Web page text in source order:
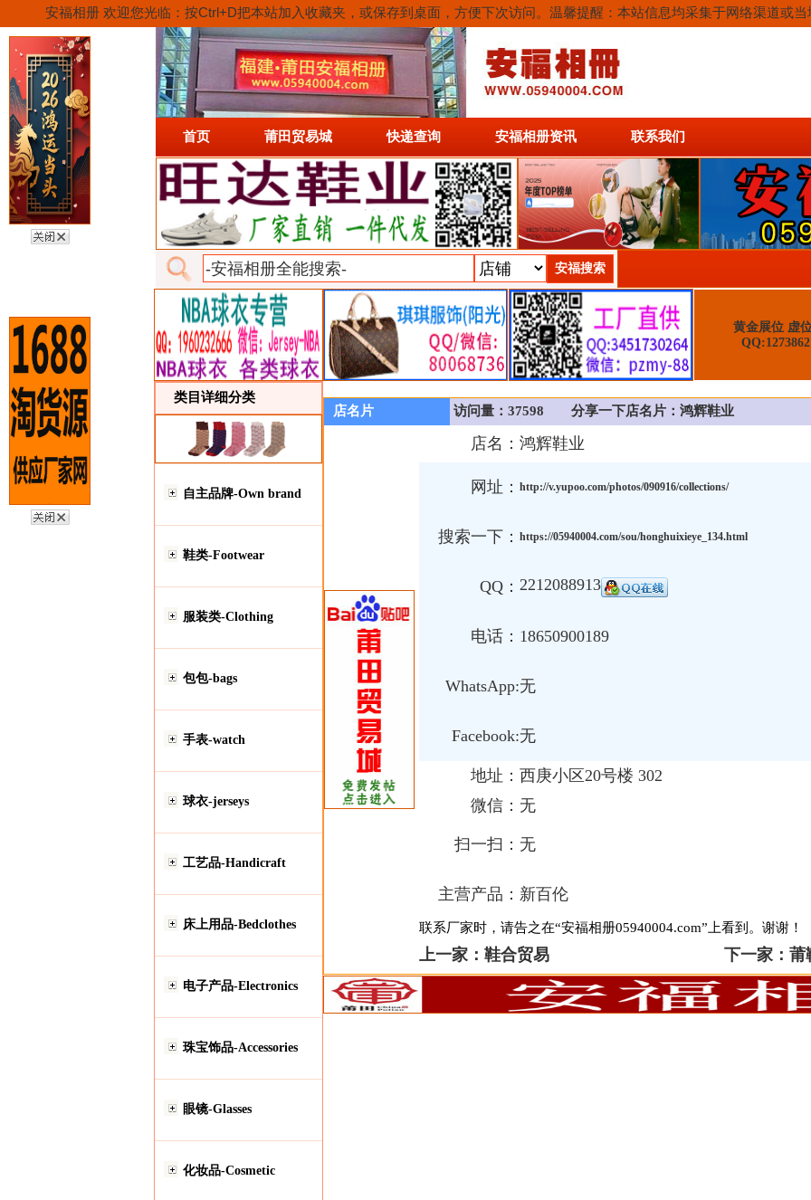
安福相册 欢迎您光临：按Ctrl+D把本站加入收藏夹，或保存到桌面，方便下次访问。温馨提醒：本站信息均采集于网络渠道或
首页 莆田贸易城 快递查询 安福相册资讯 联系我们
类目详细分类
自主品牌-Own brand
鞋类-Footwear
服装类-Clothing
包包-bags
手表-watch
球衣-jerseys
工艺品-Handicraft
床上用品-Bedclothes
电子产品-Electronics
珠宝饰品-Accessories
眼镜-Glasses
化妆品-Cosmetic
黄金展位 虚
店名片 访问量：37598 分享一下店名片：鸿辉鞋业
店名： 鸿辉鞋业
网址： http://v.yupoo.com/photos/090916/collections/
搜索一下： https://05940004.com/sou/honghuixieye_134.html
QQ： 2212088913
电话： 18650900189
WhatsApp:无
Facebook:无
地址： 西庚小区20号楼 302
微信： 无
扫一扫： 无
主营产品： 新百伦
联系厂家时，请告之在“安福相册05940004.com”上看到。谢谢！
上一家： 鞋合贸易 下一家： 莆